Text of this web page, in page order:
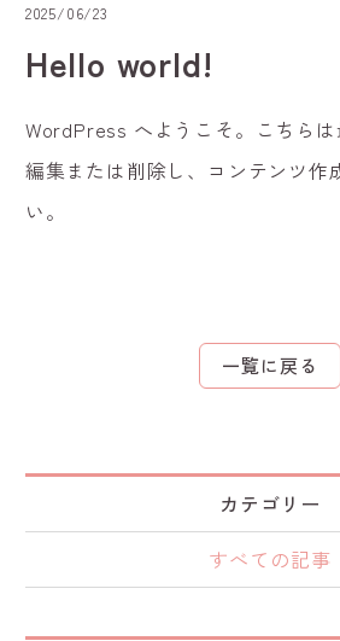
カテゴリー
すべての記事
2025/06/23
Hello world!
WordPress へようこそ。こちらは
編集または削除し、コンテンツ作
い。
一覧に戻る